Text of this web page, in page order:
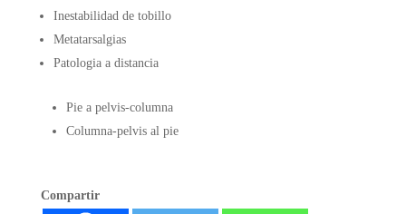
Inestabilidad de tobillo
Metatarsalgias
Patologia a distancia
Pie a pelvis-columna
Columna-pelvis al pie
Compartir